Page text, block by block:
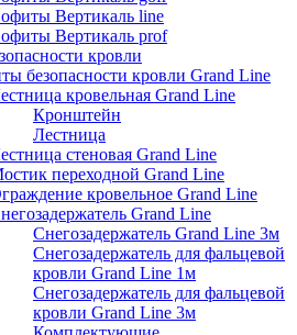
Вертикаль line
Вертикаль prof
кровли
безопасности кровли Grand Line
кровельная Grand Line
Кронштейн
Лестница
стеновая Grand Line
переходной Grand Line
кровельное Grand Line
Grand Line
Снегозадержатель Grand Line 3м
Снегозадержатель для фальцевой
кровли Grand Line 1м
Снегозадержатель для фальцевой
кровли Grand Line 3м